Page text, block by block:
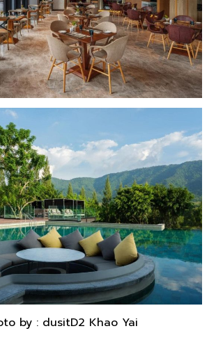
by : dusitD2 Khao Yai